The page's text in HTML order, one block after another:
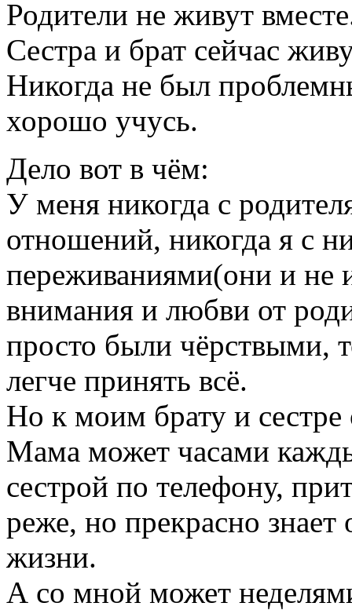
Родители не живут
Сестра и брат сейчас
Никогда не был
хорошо учусь.
Дело вот в чём:
У меня никогда с
отношений, никогда я с
переживаниями(они и не
внимания и любви от
просто были чёрствыми,
легче принять всё.
Но к моим брату и
Мама может часами
сестрой по телефону,
реже, но прекрасно знает
жизни.
А со мной может